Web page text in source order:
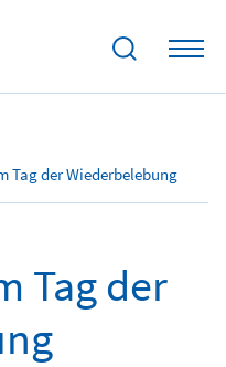
Tag der Wiederbelebung
11.09.2025
Tag der